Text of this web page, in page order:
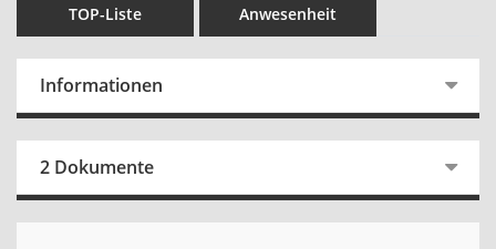
TOP-Liste Anwesenheit
Informationen
2 Dokumente